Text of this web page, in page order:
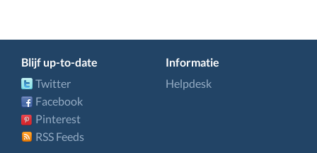
Blijf up-to-date
Twitter
Facebook
Pinterest
RSS Feeds
Informatie
Helpdesk